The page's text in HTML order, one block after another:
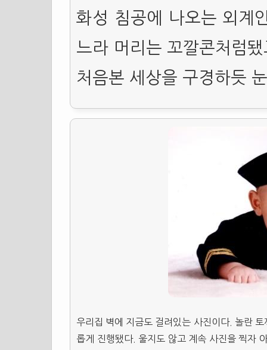
화성 침공에 나오는 외계
느라 머리는 꼬깔콘처럼
처음본 세상을 구경하듯
우리집 벽에 지금도 걸려있는 사진이다. 놀란
롭게 진행됐다. 울지도 않고 계속 사진을 찍자